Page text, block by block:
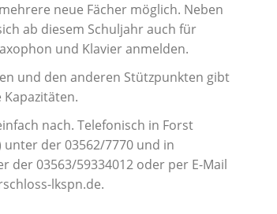
neue Fächer möglich. Neben
ab diesem Schuljahr auch für
und Klavier anmelden.
und den anderen Stützpunkten gibt
nach. Telefonisch in Forst
unter der 03562/7770 und in
der 03563/59334012 oder per E-Mail
lkspn.de.